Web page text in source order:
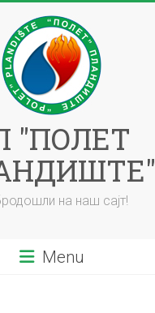
"ПОЛЕТ
на наш сајт!
Menu